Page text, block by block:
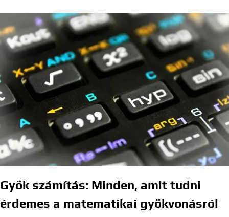
Gyök számítás: Minden, amit tudni
érdemes a matematikai gyökvonásról